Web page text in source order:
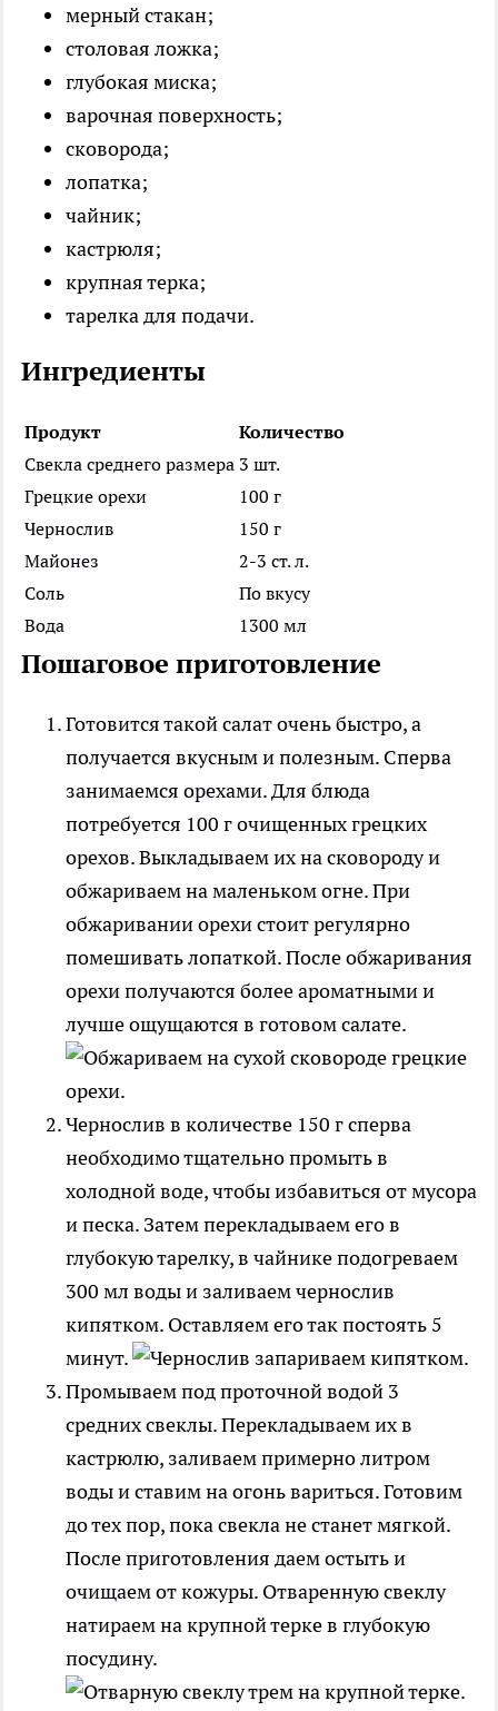
мерный стакан;
столовая ложка;
глубокая миска;
варочная поверхность;
сковорода;
лопатка;
чайник;
кастрюля;
крупная терка;
тарелка для подачи.
Ингредиенты
Продукт
Количество
Свекла среднего размера 3 шт.
Грецкие орехи
100 г
Чернослив
150 г
Майонез
2-3 ст. л.
Соль
По вкусу
Вода
1300 мл
Пошаговое приготовление
Готовится такой салат очень быстро, а
получается вкусным и полезным. Сперва
занимаемся орехами. Для блюда
потребуется 100 г очищенных грецких
орехов. Выкладываем их на сковороду и
обжариваем на маленьком огне. При
обжаривании орехи стоит регулярно
помешивать лопаткой. После обжаривания
орехи получаются более ароматными и
лучше ощущаются в готовом салате.
Чернослив в количестве 150 г сперва
необходимо тщательно промыть в
холодной воде, чтобы избавиться от мусора
и песка. Затем перекладываем его в
глубокую тарелку, в чайнике подогреваем
300 мл воды и заливаем чернослив
кипятком. Оставляем его так постоять 5
минут.
Промываем под проточной водой 3
средних свеклы. Перекладываем их в
кастрюлю, заливаем примерно литром
воды и ставим на огонь вариться. Готовим
до тех пор, пока свекла не станет мягкой.
После приготовления даем остыть и
очищаем от кожуры. Отваренную свеклу
натираем на крупной терке в глубокую
посудину.